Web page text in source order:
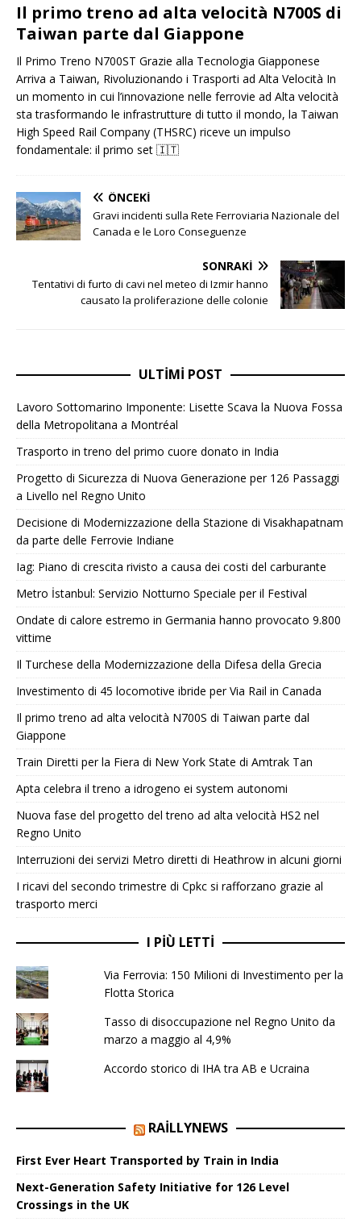
Il primo treno ad alta velocità N700S di
Taiwan parte dal Giappone
Il Primo Treno N700ST Grazie alla Tecnologia Giapponese
Arriva a Taiwan, Rivoluzionando i Trasporti ad Alta Velocità In
un momento in cui l’innovazione nelle ferrovie ad Alta velocità
sta trasformando le infrastrutture di tutto il mondo, la Taiwan
High Speed ​​​​Rail Company (THSRC) riceve un impulso
fondamentale: il primo set 🇮🇹
ÖNCEKI
Gravi incidenti sulla Rete Ferroviaria Nazionale del
Canada e le Loro Conseguenze
SONRAKI
Tentativi di furto di cavi nel meteo di Izmir hanno
causato la proliferazione delle colonie
ULTIMI POST
Lavoro Sottomarino Imponente: Lisette Scava la Nuova Fossa
della Metropolitana a Montréal
Trasporto in treno del primo cuore donato in India
Progetto di Sicurezza di Nuova Generazione per 126 Passaggi
a Livello nel Regno Unito
Decisione di Modernizzazione della Stazione di Visakhapatnam
da parte delle Ferrovie Indiane
Iag: Piano di crescita rivisto a causa dei costi del carburante
Metro İstanbul: Servizio Notturno Speciale per il Festival
Ondate di calore estremo in Germania hanno provocato 9.800
vittime
Il Turchese della Modernizzazione della Difesa della Grecia
Investimento di 45 locomotive ibride per Via Rail in Canada
Il primo treno ad alta velocità N700S di Taiwan parte dal
Giappone
Train Diretti per la Fiera di New York State di Amtrak Tan
Apta celebra il treno a idrogeno ei system autonomi
Nuova fase del progetto del treno ad alta velocità HS2 nel
Regno Unito
Interruzioni dei servizi Metro diretti di Heathrow in alcuni giorni
I ricavi del secondo trimestre di Cpkc si rafforzano grazie al
trasporto merci
I PIÙ LETTI
Via Ferrovia: 150 Milioni di Investimento per la
Flotta Storica
Tasso di disoccupazione nel Regno Unito da
marzo a maggio al 4,9%
Accordo storico di IHA tra AB e Ucraina
RAILLYNEWS
First Ever Heart Transported by Train in India
Next-Generation Safety Initiative for 126 Level
Crossings in the UK